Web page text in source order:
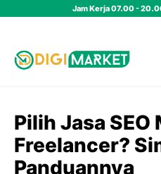
Jam Kerja 07.00 -
Pilih Jasa SEO
Freelancer?
Panduannya